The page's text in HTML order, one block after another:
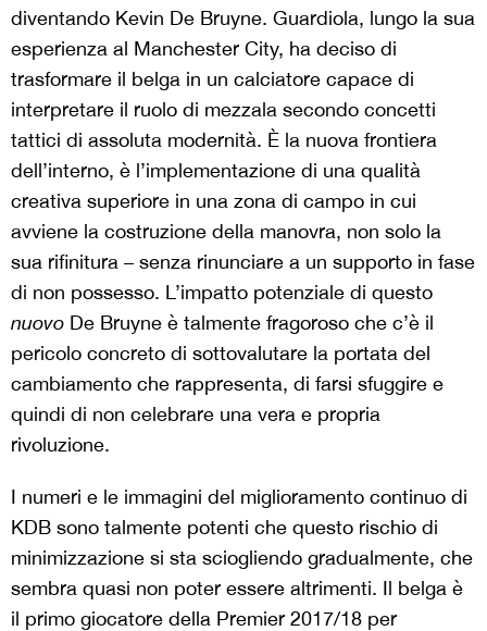
diventando Kevin De Bruyne. Guardiola, lungo la sua
esperienza al Manchester City, ha deciso di
trasformare il belga in un calciatore capace di
interpretare il ruolo di mezzala secondo concetti
tattici di assoluta modernità. È la nuova frontiera
dell’interno, è l’implementazione di una qualità
creativa superiore in una zona di campo in cui
avviene la costruzione della manovra, non solo la
sua rifinitura – senza rinunciare a un supporto in fase
di non possesso. L’impatto potenziale di questo
nuovo De Bruyne è talmente fragoroso che c’è il
pericolo concreto di sottovalutare la portata del
cambiamento che rappresenta, di farsi sfuggire e
quindi di non celebrare una vera e propria
rivoluzione.
I numeri e le immagini del miglioramento continuo di
KDB sono talmente potenti che questo rischio di
minimizzazione si sta sciogliendo gradualmente, che
sembra quasi non poter essere altrimenti. Il belga è
il primo giocatore della Premier 2017/18 per